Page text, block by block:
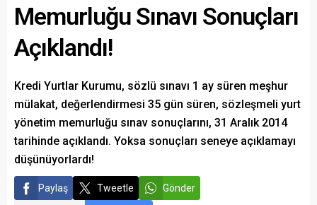
Memurluğu Sınavı Sonuçları
Açıklandı!
Kredi Yurtlar Kurumu, sözlü sınavı 1 ay süren meşhur
mülakat, değerlendirmesi 35 gün süren, sözleşmeli yurt
yönetim memurluğu sınav sonuçlarını, 31 Aralık 2014
tarihinde açıklandı. Yoksa sonuçları seneye açıklamayı
düşünüyorlardı!
Paylaş Tweetle Gönder